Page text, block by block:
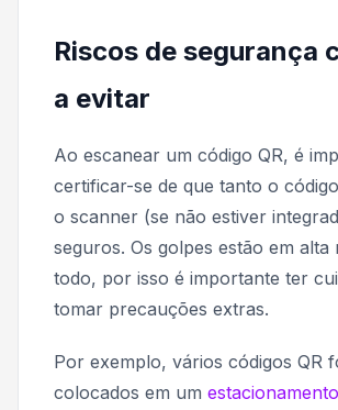
Riscos de segurança
a evitar
Ao escanear um código QR, é
certificar-se de que tanto o
o scanner (se não estiver
seguros. Os golpes estão em alta
todo, por isso é importante ter
tomar precauções extras.
Por exemplo, vários códigos QR
colocados em um